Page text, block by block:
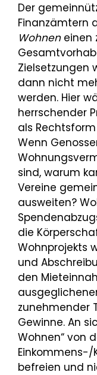
Der
Finanzämtern
Wohneneinen
Zielsetzungen
dann nicht
werden. Hier
herrschender
als
Wenn
sind, warum
Vereine
ausweiten?
die
Wohnprojekts
und
den
zunehmender
Gewinne. An
Wohnen“ von
Einkommens-/
befreien und